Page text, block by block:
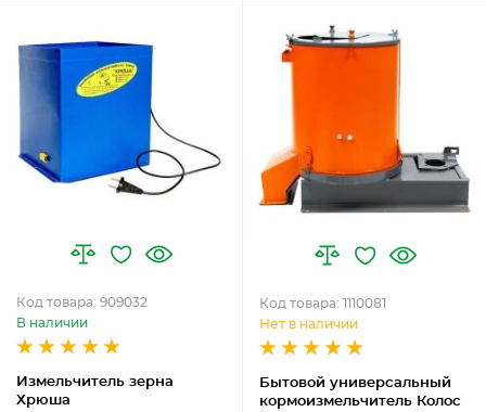
Измельчитель зерна
Хрюша
Код товара: 909032
В наличии
Бытовой универсальный
кормоизмельчитель Колос
Код товара: 1110081
Нет в наличии